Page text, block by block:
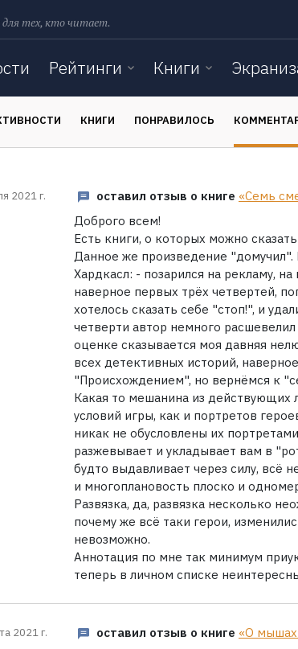
для тех, кто читает.
Рейтинги Книги
КНИГИ ПОНРАВИЛОСЬ
2021 г. оставил отзыв о книге «Семь
Доброго всем!
Есть книги, о которых можно
Данное же произведение
Хардкасл: - позарился на рекламу,
наверное первых трёх четвертей,
хотелось сказать себе "стоп!", и
четверти автор немного
оценке сказывается моя давняя
всех детективных историй,
"Происхождением", но вернёмся к
Какая то мешанина из
условий игры, как и портретов
никак не обусловлены их
разжевывает и укладывает вам в
будто выдавливает через силу, всё
и многоплановость плоско и
Развязка, да, развязка несколько
почему же всё таки герои,
невозможно.
Аннотация по мне так минимум
теперь в личном списке
2021 г. оставил отзыв о книге «О